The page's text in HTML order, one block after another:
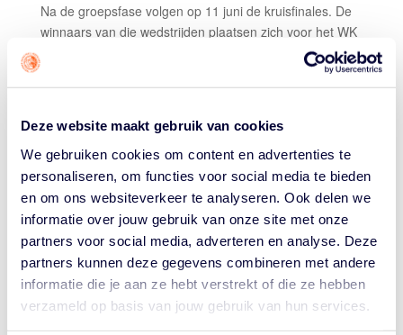
Deze website maakt gebruik van cookies
We gebruiken cookies om content en advertenties te
personaliseren, om functies voor social media te bieden
en om ons websiteverkeer te analyseren. Ook delen we
informatie over jouw gebruik van onze site met onze
partners voor social media, adverteren en analyse. Deze
partners kunnen deze gegevens combineren met andere
informatie die je aan ze hebt verstrekt of die ze hebben
verzameld op basis van jouw gebruik van hun services.
Na de groepsfase volgen op 11 juni de kruisfinales. De
winnaars van die wedstrijden plaatsen zich voor het WK
van 2026. Opvallend is dat voormalig bondscoach Cees
van Rootselaar inmiddels actief is bij Brazilië, een
mogelijke tegenstander in de kruisfinales.
De Nederlandse selectie vertrekt op 4 juni naar Thailand
en keert naar verwachting op 12 juni terug in Nederland.
Bondscoaches Peter van Noord en Haj Bhania hebben
onderstaande selectie samengesteld. Het cijfer achter
de naam van de speler geeft de internationale
classificatie binnen het rolstoelbasketbal aan.
(De foto boven dit artikel is een archieffoto en dusgeen
foto van de huidige selectie)
SELECTIE NEDERLAND